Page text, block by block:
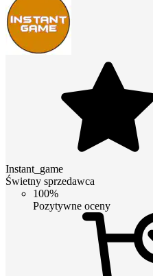
Instant_game
Świetny sprzedawca
100%
Pozytywne oceny